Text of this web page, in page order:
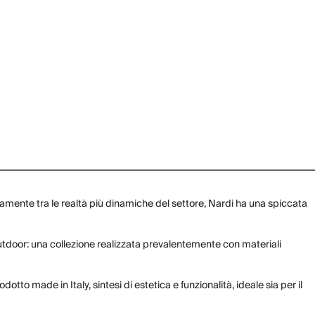
tra le realtà più dinamiche del settore, Nardi ha una spiccata
una collezione realizzata prevalentemente con materiali
made in Italy, sintesi di estetica e funzionalità, ideale sia per il